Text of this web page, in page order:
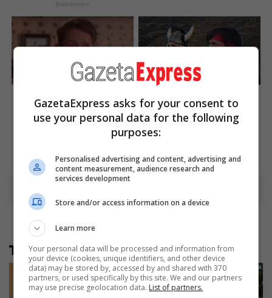
Brainberries
With His Own Version Of
‘Home Alone’
Bad They're Good
Brainberries
Të tjera nga rubrika
GazetaExpress asks for your consent to
use your personal data for the following
purposes:
Personalised advertising and content, advertising and
content measurement, audience research and
services development
Store and/or access information on a device
Learn more
Your personal data will be processed and information from
your device (cookies, unique identifiers, and other device
data) may be stored by, accessed by and shared with 370
partners, or used specifically by this site. We and our partners
may use precise geolocation data. List of partners.